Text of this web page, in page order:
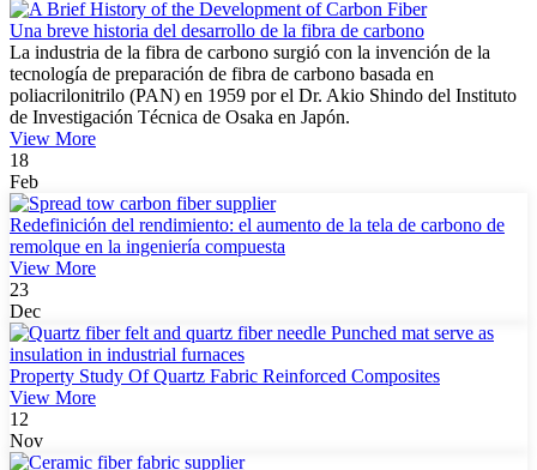
Una breve historia del desarrollo de la fibra de carbono
La industria de la fibra de carbono surgió con la invención de la
tecnología de preparación de fibra de carbono basada en
poliacrilonitrilo (PAN) en 1959 por el Dr. Akio Shindo del Instituto
de Investigación Técnica de Osaka en Japón.
View More
18
Feb
Redefinición del rendimiento: el aumento de la tela de carbono de
remolque en la ingeniería compuesta
View More
23
Dec
Property Study Of Quartz Fabric Reinforced Composites
View More
12
Nov